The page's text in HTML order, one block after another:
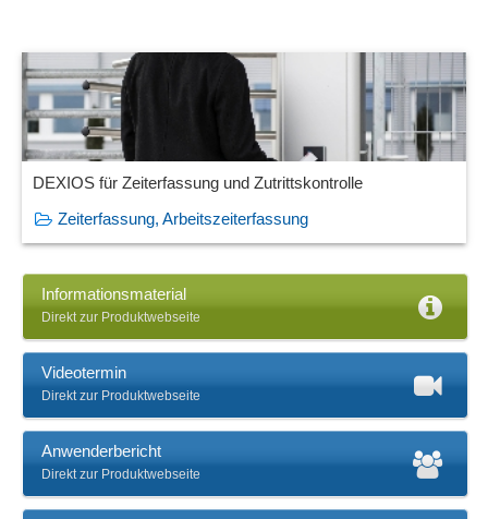
DEXIOS für Zeiterfassung und Zutrittskontrolle
Zeiterfassung, Arbeitszeiterfassung
Informationsmaterial
Direkt zur Produktwebseite
Videotermin
Direkt zur Produktwebseite
Anwenderbericht
Direkt zur Produktwebseite